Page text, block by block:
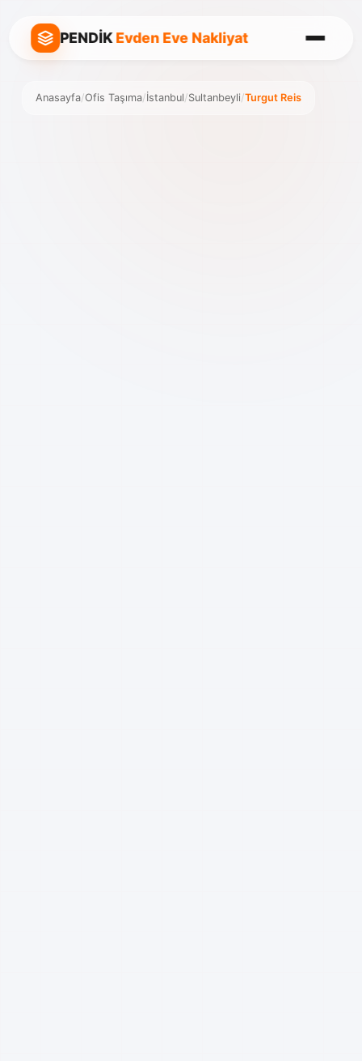
PENDİKEvden Eve Nakliyat
Anasayfa/Ofis Taşıma/İstanbul/Sultanbeyli/Turgut Reis